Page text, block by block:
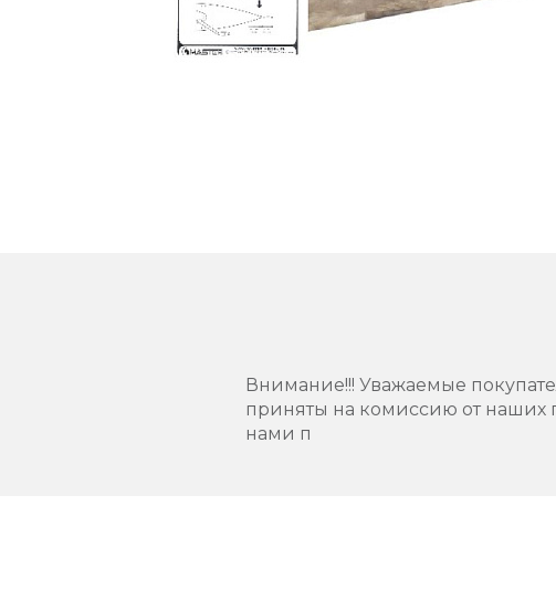
Внимание!!! Уважаемые
приняты на комиссию от наших
нами п